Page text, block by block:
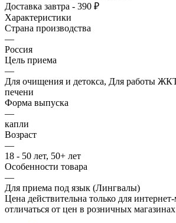
Доставка завтра - 390 ₽
Характеристики
Страна производства
—
Россия
Цель приема
—
Для очищения и детокса, Для работы
печени
Форма выпуска
—
капли
Возраст
—
18 - 50 лет, 50+ лет
Особенности товара
—
Для приема под язык (Лингвалы)
Цена действительна только для
отличаться от цен в розничных магазинах